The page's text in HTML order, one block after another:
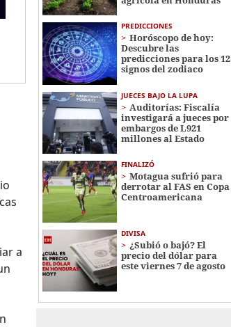
a
PREDICCIONES
Horóscopo de hoy:
Descubre las
predicciones para los 12
signos del zodiaco
JUECES BAJO LA LUPA
Auditorías: Fiscalía
investigará a jueces por
embargos de L921
millones al Estado
FINALIZÓ
Motagua sufrió para
derrotar al FAS en Copa
Centroamericana
DIVISA
¿Subió o bajó? El
precio del dólar para
este viernes 7 de agosto